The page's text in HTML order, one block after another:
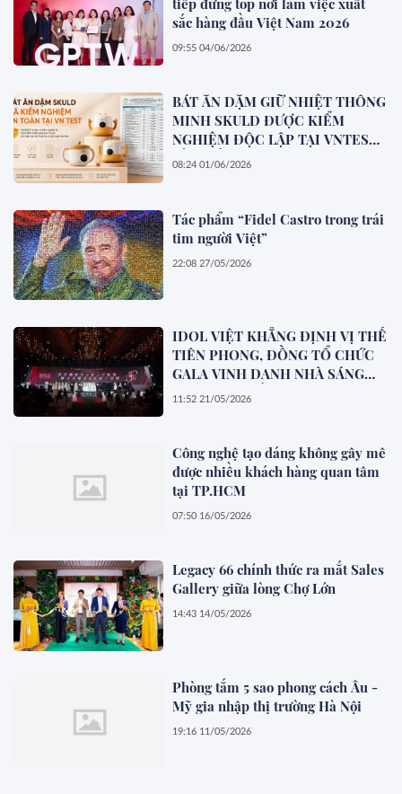
sắc hàng đầu Việt Nam 2026
09:55 04/06/2026
BÁT ĂN DẶM GIỮ NHIỆT THÔNG
MINH SKULD ĐƯỢC KIỂM
NGHIỆM ĐỘC LẬP TẠI VNTEST
VỀ CHẤT LƯỢNG & ĐỘ AN TOÀN
08:24 01/06/2026
Tác phẩm “Fidel Castro trong trái
tim người Việt”
22:08 27/05/2026
IDOL VIỆT KHẲNG ĐỊNH VỊ THẾ
TIÊN PHONG, ĐỒNG TỔ CHỨC
GALA VINH DANH NHÀ SÁNG
TẠO LIVE XUẤT SẮC 2025
11:52 21/05/2026
Công nghệ tạo dáng không gây mê
được nhiều khách hàng quan tâm
tại TP.HCM
07:50 16/05/2026
Legacy 66 chính thức ra mắt Sales
Gallery giữa lòng Chợ Lớn
14:43 14/05/2026
Phòng tắm 5 sao phong cách Âu -
Mỹ gia nhập thị trường Hà Nội
19:16 11/05/2026